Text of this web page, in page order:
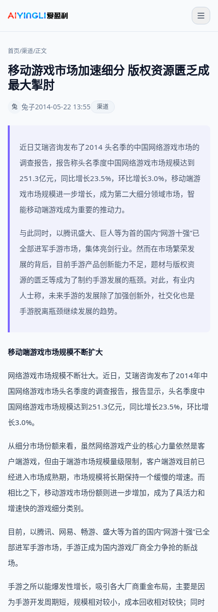
首页/渠道/正文
移动游戏市场加速细分 版权资源匮乏成
最大掣肘
兔 兔子2014-05-22 13:55 渠道
近日艾瑞咨询发布了2014 头名季的中国网络游戏市场的
调查报告，报告称头名季度中国网络游戏市场规模达到
251.3亿元，同比增长23.5%，环比增长3.0%，移动端游
戏市场规模进一步增长，成为第二大细分领域市场，智
能移动端游戏成为重要的推动力。
与此同时，以腾讯盛大、巨人等为首的国内“网游十强”已
全部进军手游市场，集体亮剑行业。然而在市场繁荣发
展的背后，目前手游产品创新能力不足，题材与版权资
源的匮乏等成为了制约手游发展的瓶颈。对此，有业内
人士称，未来手游的发展除了加强创新外，社交化也是
手游脱离瓶颈继续发展的趋势。
移动端游戏市场规模不断扩大
网络游戏市场规模不断壮大。近日，艾瑞咨询发布了2014年中
国网络游戏市场头名季度的调查报告，报告显示，头名季度中
国网络游戏市场规模达到251.3亿元，同比增长23.5%，环比增
长3.0%。
从细分市场份额来看，虽然网络游戏产业的核心力量依然是客
户端游戏，但由于端游市场规模量级限制，客户端游戏目前已
经进入市场成熟期，市场规模将长期保持一个缓慢的增速。而
相比之下，移动游戏市场份额则进一步增加，成为了具活力和
增速快的游戏细分类别。
目前，以腾讯、网易、畅游、盛大等为首的国内“网游十强”已全
部进军手游市场，手游正成为国内游戏厂商全力争抢的新战
场。
手游之所以能爆发性增长，吸引各大厂商重金布局，主要是因
为手游开发周期短，规模相对较小，成本回收相对较快；同时